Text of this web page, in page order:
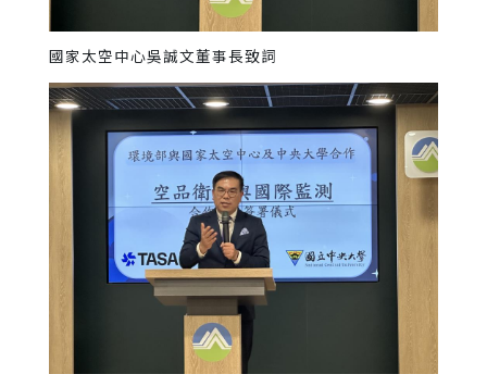
國家太空中心吳誠文董事長致詞